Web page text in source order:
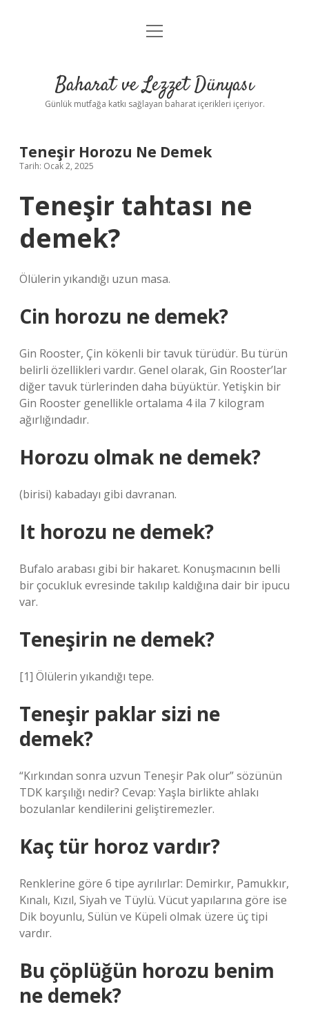
Anasayfa
Yasal Uyarı
menüyü
Baharat ve Lezzet Dünyası
Günlük mutfağa katkı sağlayan baharat içerikleri içeriyor.
Teneşir Horozu Ne Demek
Tarih: Ocak 2, 2025
Teneşir tahtası ne
demek?
Ölülerin yıkandığı uzun masa.
Cin horozu ne demek?
Gin Rooster, Çin kökenli bir tavuk türüdür. Bu türün
belirli özellikleri vardır. Genel olarak, Gin Rooster’lar
diğer tavuk türlerinden daha büyüktür. Yetişkin bir
Gin Rooster genellikle ortalama 4 ila 7 kilogram
ağırlığındadır.
Horozu olmak ne demek?
(birisi) kabadayı gibi davranan.
It horozu ne demek?
Bufalo arabası gibi bir hakaret. Konuşmacının belli
bir çocukluk evresinde takılıp kaldığına dair bir ipucu
var.
Teneşirin ne demek?
[1] Ölülerin yıkandığı tepe.
Teneşir paklar sizi ne
demek?
“Kırkından sonra uzvun Teneşir Pak olur” sözünün
TDK karşılığı nedir? Cevap: Yaşla birlikte ahlakı
bozulanlar kendilerini geliştiremezler.
Kaç tür horoz vardır?
Renklerine göre 6 tipe ayrılırlar: Demirkır, Pamukkır,
Kınalı, Kızıl, Siyah ve Tüylü. Vücut yapılarına göre ise
Dik boyunlu, Sülün ve Küpeli olmak üzere üç tipi
vardır.
Bu çöplüğün horozu benim
ne demek?